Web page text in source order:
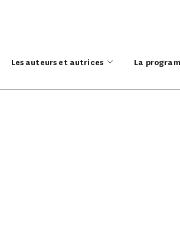
Les auteurs et autrices La